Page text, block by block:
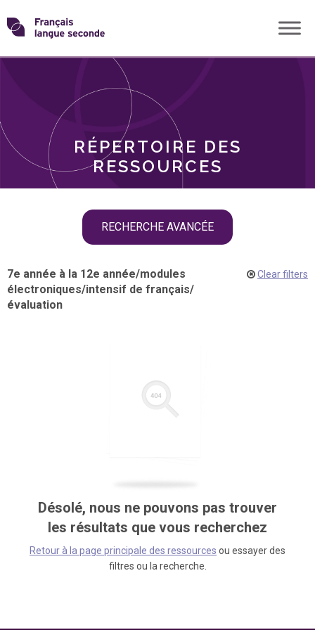
Skip
toTransformons
langue
RÉPERTOIRE DES
RESSOURCES
RECHERCHE AVANCÉE
THÈMES
7e année à la 12e année/modules
électroniques/intensif de français/
évaluation
Clear filters
Désolé, nous ne pouvons pas trouver
les résultats que vous recherchez
Retour à la page principale des ressources ou essayer des
filtres ou la recherche.